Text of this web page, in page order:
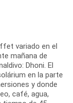
variado en el
mañana de
Dhoni. El
en la parte
y donde
café, agua,